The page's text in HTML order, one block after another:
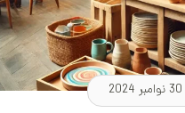
30 نوامبر 2024